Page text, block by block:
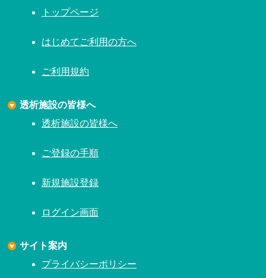
トップページ
はじめてご利用の方へ
ご利用規約
透析施設の皆様へ
透析施設の皆様へ
ご登録の手順
新規施設登録
ログイン画面
サイト案内
プライバシーポリシー